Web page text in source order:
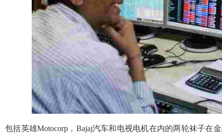
包括英雄Motocorp，Bajaj汽车和电视电机在内的两轮袜子在金